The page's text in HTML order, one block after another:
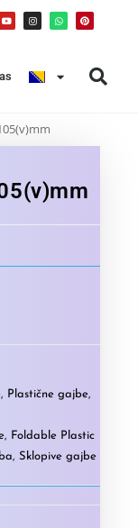
, Plastične gajbe,
, Foldable Plastic
, Sklopive gajbe